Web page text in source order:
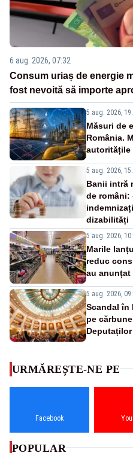
6 aug. 2026, 07:32
Consum uriaș de energie
fost nevoită să importe
5 aug. 2026,
Măsuri de
România.
autoritățile
5 aug. 2026,
Banii intră
de români:
dizabilități
5 aug. 2026,
Marile
reduc
au anunțat
5 aug. 2026,
Scandal în
pe
Deputaților
URMĂREȘTE-NE PE
Facebook
POPULAR